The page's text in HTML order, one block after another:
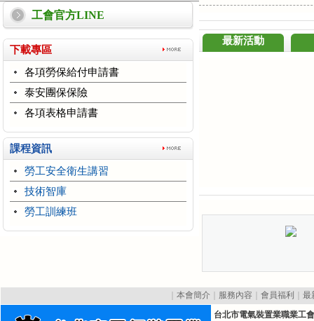
工會官方LINE
下載專區
各項勞保給付申請書
泰安團保保險
各項表格申請書
課程資訊
勞工安全衛生講習
技術智庫
勞工訓練班
最新活動
｜本會簡介 服務內容 ｜會員福利 ｜最
台北市電氣裝置業職業工會